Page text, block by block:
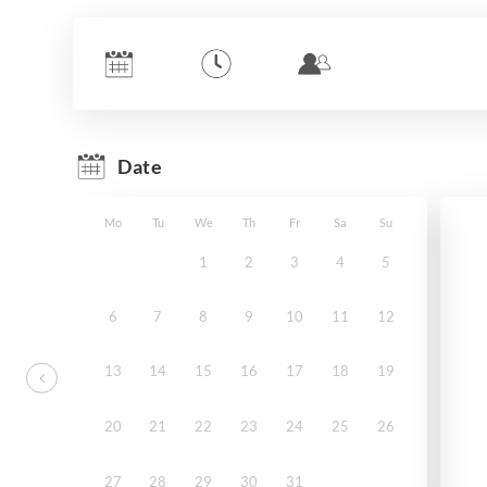
Date
Mo Tu We Th Fr Sa Su
1 2 3 4 5
6 7 8 9 10 11 12
13 14 15 16 17 18 19
20 21 22 23 24 25 26
27 28 29 30 31